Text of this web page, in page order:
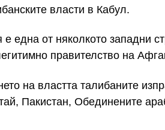
власти в Кабул.
е една от няколкото западни
правителство на
на властта талибаните
Пакистан, Обединените